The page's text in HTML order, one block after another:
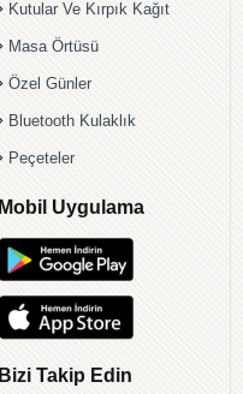
Kutular Ve Kırpık Kağıt
Masa Örtüsü
Özel Günler
Bluetooth Kulaklık
Peçeteler
Mobil Uygulama
Bizi Takip Edin